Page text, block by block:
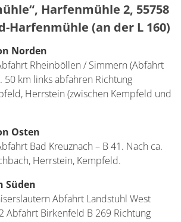
Harfenmühle 2, 55758
Harfenmühle (an der L 160)
Norden
Rheinböllen / Simmern (Abfahrt
50 km links abfahren Richtung
Herrstein (zwischen Kempfeld und
Osten
Bad Kreuznach – B 41. Nach ca.
Herrstein, Kempfeld.
Süden
Abfahrt Landstuhl West
Abfahrt Birkenfeld B 269 Richtung